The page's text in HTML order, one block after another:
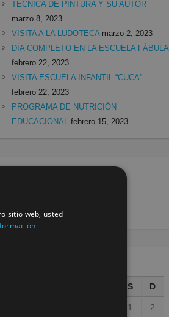
TÉCNICA DE PINTURA Y SU AUTOR
marzo 8, 2023
VISITA A LA LUDOTECA marzo 2, 2023
DÍA COMPLETO EN LA ESCUELA FÁBULA
febrero 22, 2023
VISITA ESCUELA INFANTIL “CUCA”
febrero 22, 2023
PROGRAMA DE NUTRICIÓN
EDUCACIONAL febrero 15, 2023
Sevilla(199)
S D
1 2
sitio web, usted